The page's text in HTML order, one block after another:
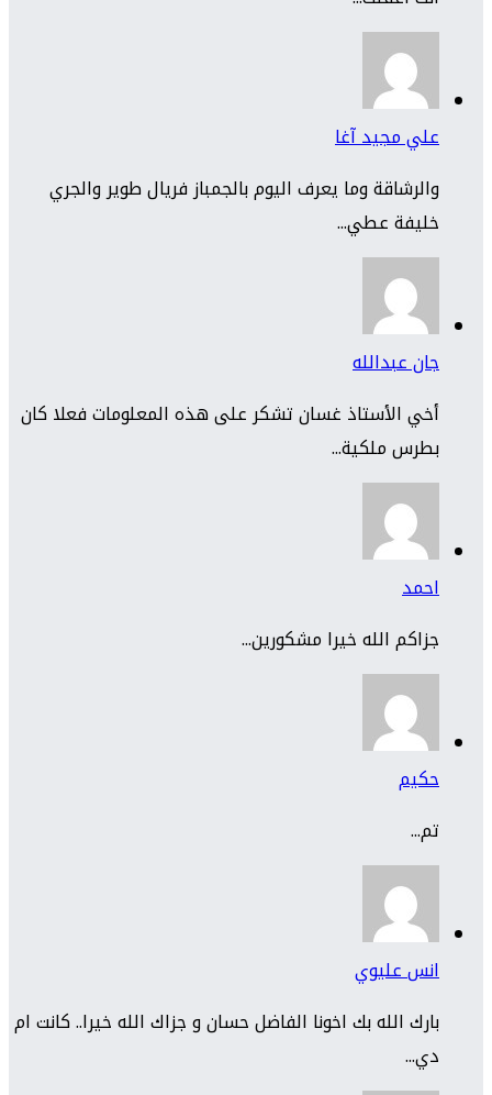
علي مجيد آغا
والرشاقة وما يعرف اليوم بالجمباز فريال طوير والجري
خليفة عطي...
جان عبدالله
أخي الأستاذ غسان تشكر على هذه المعلومات فعلا كان
بطرس ملكية...
احمد
جزاكم الله خيرا مشكورين...
حكيم
تم...
انس عليوي
بارك الله بك اخونا الفاضل حسان و جزاك الله خيرا.. كانت ام
دي...